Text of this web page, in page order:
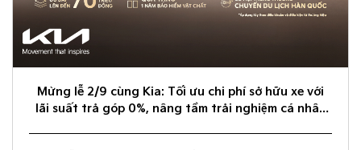
Mừng lễ 2/9 cùng Kia: Tối ưu chi phí sở hữu xe với
lãi suất trả góp 0%, nâng tầm trải nghiệm cá nhân